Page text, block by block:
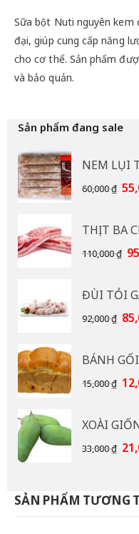
Sữa bột Nuti nguyên kem
đại, giúp cung cấp năng
cho cơ thể. Sản phẩm
và bảo quản.
Sản phẩm đang sale
NEM LỤI
60,000₫ Giá
THỊT BA
110,000₫ Giá
ĐÙI TỎI
92,000₫ Giá
BÁNH
15,000₫ Giá
XOÀI
33,000₫ Giá
SẢN PHẨM TƯƠNG